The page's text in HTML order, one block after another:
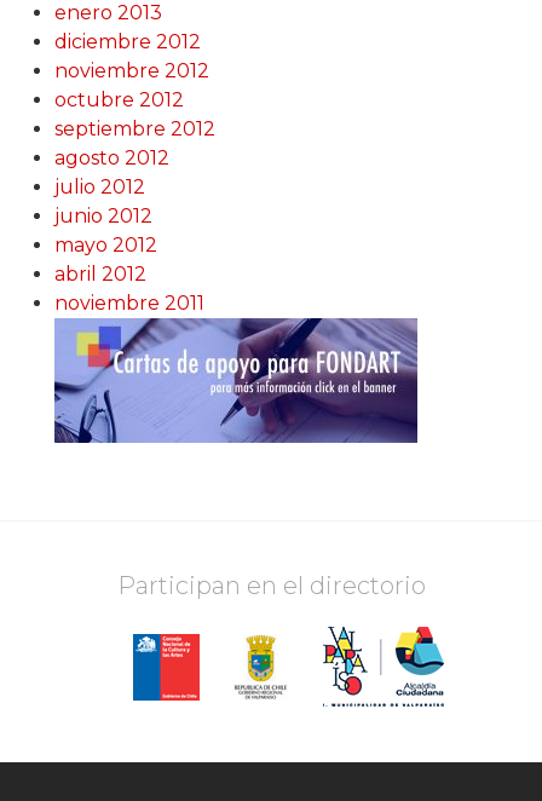
enero 2013
diciembre 2012
noviembre 2012
octubre 2012
septiembre 2012
agosto 2012
julio 2012
junio 2012
mayo 2012
abril 2012
noviembre 2011
Participan en el directorio